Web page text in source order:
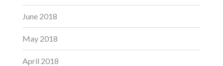
June 2018
May 2018
April 2018